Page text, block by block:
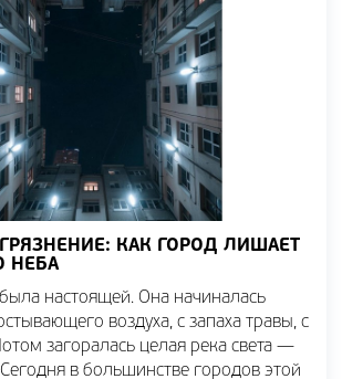
КАК ГОРОД ЛИШАЕТ
НЕБА
настоящей. Она начиналась
воздуха, с запаха травы, с
загоралась целая река света —
в большинстве городов этой